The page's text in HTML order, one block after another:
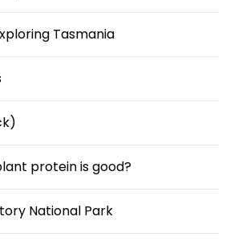
Tasmania
protein is good?
National Park